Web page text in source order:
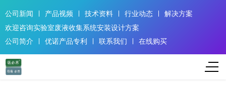
公司新闻 产品视频 技术资料 行业动态
解决方案
欢迎咨询实验室废液收集系统安装设计方案
公司简介
优诺产品专利 联系我们 在线购买